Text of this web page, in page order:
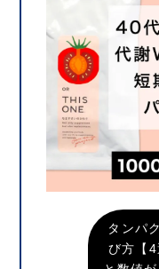
タンパ
び方【